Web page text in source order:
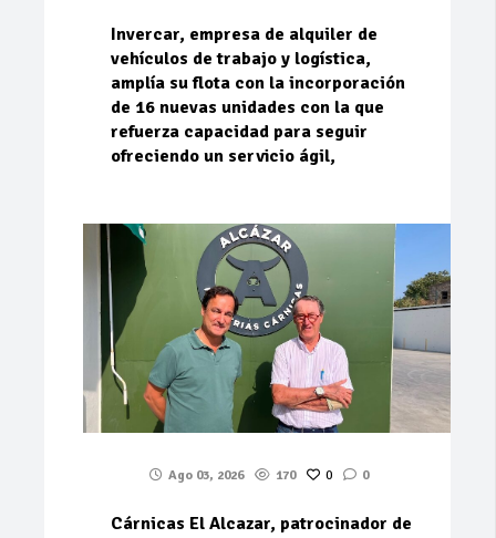
Invercar, empresa de alquiler de
vehículos de trabajo y logística,
amplía su flota con la incorporación
de 16 nuevas unidades con la que
refuerza capacidad para seguir
ofreciendo un servicio ágil,
Ago 03, 2026 170 0 0
Cárnicas El Alcazar, patrocinador de